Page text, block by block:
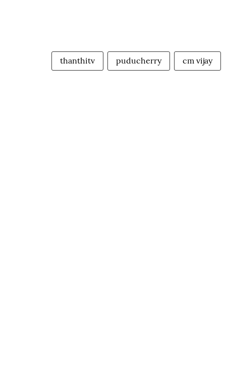
thanthitv puducherry cm vijay